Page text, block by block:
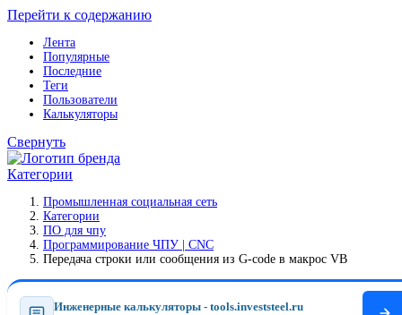
Перейти к содержанию
Лента
Популярные
Последние
Теги
Пользователи
Калькуляторы
Свернуть
Категории
Промышленная социальная сеть
Категории
ПO для чпу
Программирование ЧПУ | CNC
Передача строки или сообщения из G-code в макрос VB
Инженерные калькуляторы - tools.investsteel.ru